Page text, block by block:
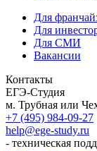
Для
Для
Для СМИ
Вакансии
Контакты
ЕГЭ-Студия
м. Трубная или
+7 (495) 984-09-27
help@ege-study.ru
- техническая